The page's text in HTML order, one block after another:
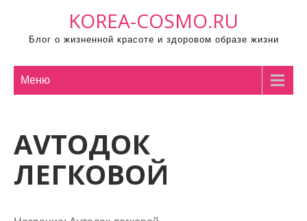
KOREA-COSMO.RU
Блог о жизненной красоте и здоровом образе жизни
Меню
АVТОДОК
ЛЕГКОВОЙ